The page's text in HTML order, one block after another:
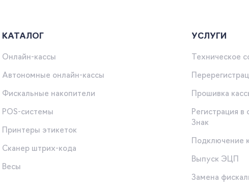
КАТАЛОГ
Онлайн-кассы
Автономные онлайн-кассы
Фискальные накопители
POS-системы
Принтеры этикеток
Сканер штрих-кода
Весы
УСЛУГИ
Техническое
Прошивка
Регистрация
Знак
Подключение
Выпуск ЭЦП
Замена